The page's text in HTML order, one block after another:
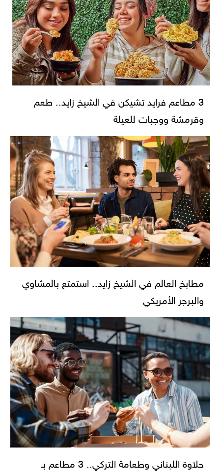
3 مطاعم فرايد تشيكن في الشيخ زايد.. طعم
وقرمشة ووجبات للعيلة
مطابخ العالم في الشيخ زايد.. استمتع بالمشاوي
والبرجر الأمريكي
حلاوة اللبناني وطعامة التركي.. 3 مطاعم بـ